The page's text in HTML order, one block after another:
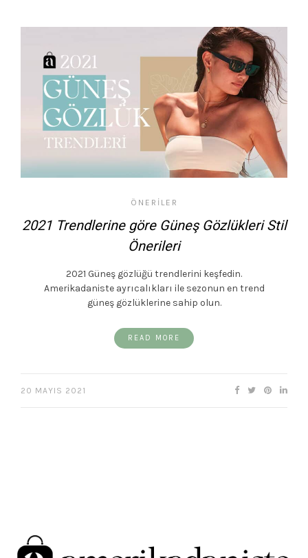
ÖNERILER
2021 Trendlerine göre Güneş Gözlükleri Stil
Önerileri
2021 Güneş gözlüğü trendlerini keşfedin.
Amerikadaniste ayrıcalıkları ile sezonun en trend
güneş gözlüklerine sahip olun.
READ MORE
20 MAYIS 2021